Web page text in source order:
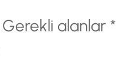
Gerekli alanlar*